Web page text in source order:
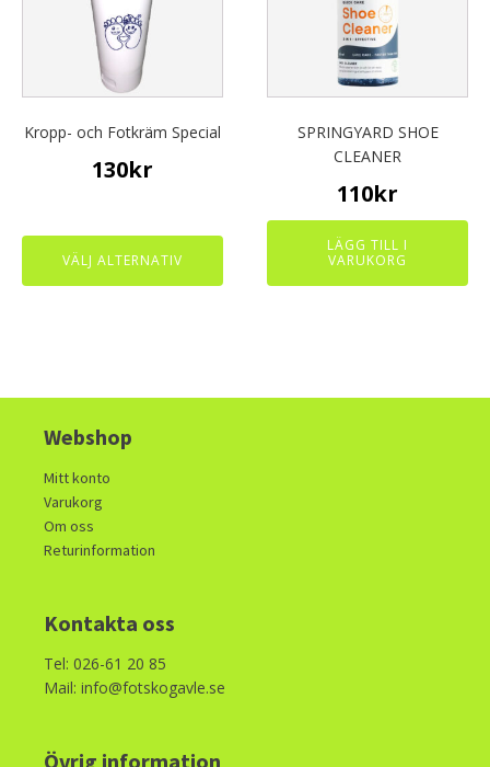
Kropp- och Fotkräm Special
130kr
VÄLJ ALTERNATIV
be
chosen
SPRINGYARD SHOE
CLEANER
110kr
LÄGG TILL I
VARUKORG
Webshop
Mitt konto
Varukorg
Om oss
Returinformation
Kontakta oss
Tel: 026-61 20 85
Mail: info@fotskogavle.se
Övrig information